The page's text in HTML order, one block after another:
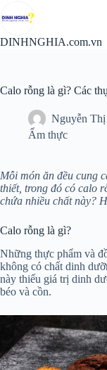
đến
nội
DINHNGHIA.com.vn
Calo rỗng là gì? Các
Nguyễn
Ẩm thực
Mỗi món ăn đều cung
thiết, trong đó có calo
chứa nhiều chất này?
Calo rỗng là gì?
Những thực phẩm và
không có chất dinh
này thiếu giá trị dinh
béo và cồn.